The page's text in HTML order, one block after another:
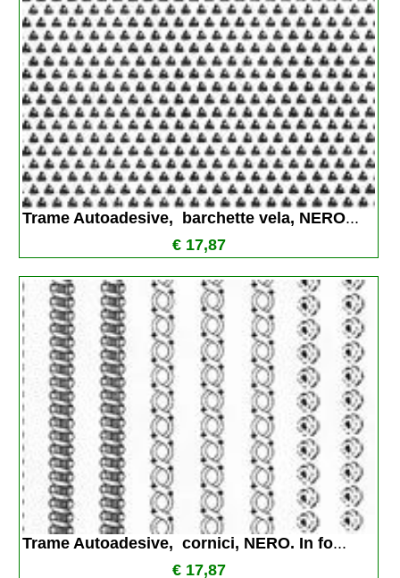
Trame Autoadesive,  barchette vela, NERO...
€ 17,87
Trame Autoadesive,  cornici, NERO. In fo...
€ 17,87